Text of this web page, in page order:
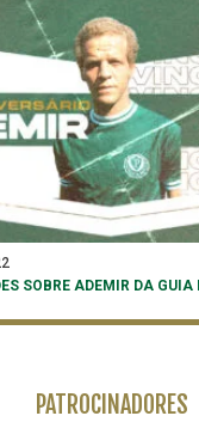
SOBRE ADEMIR DA GUIA
PATROCINADORES